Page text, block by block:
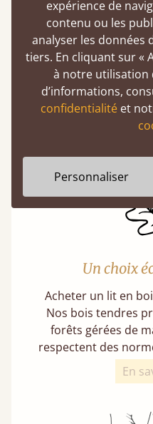
Une
En moyenne, nos
poids de 474 kg,
en
Un choix
Acheter un lit en
Nos bois tendres
forêts gérées de
respectent des
En
expérience de
contenu ou les
analyser les données
tiers. En cliquant sur «
à notre utilisation
d’informations,
confidentialitéet
Personnaliser